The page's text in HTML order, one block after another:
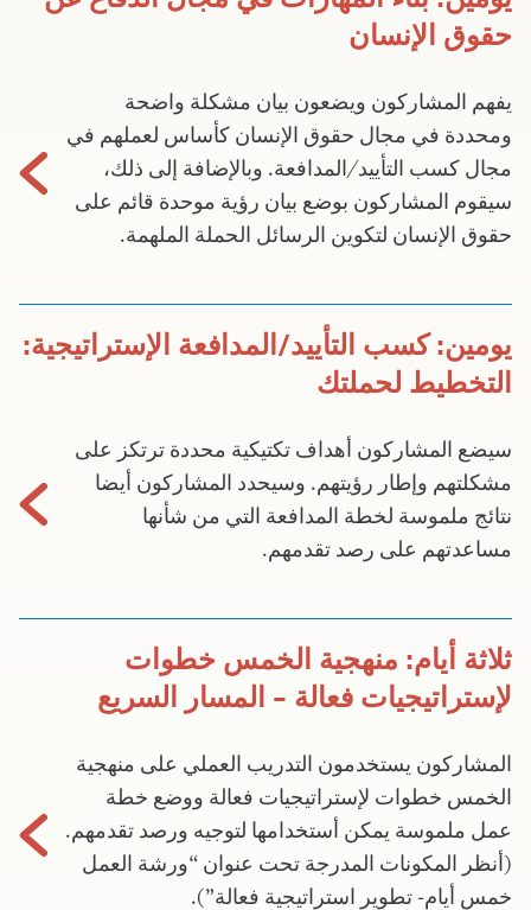
حقوق الإنسان
يفهم المشاركون ويضعون بيان مشكلة واضحة
ومحددة في مجال حقوق الإنسان كأساس لعملهم في
مجال كسب التأييد/المدافعة. وبالإضافة إلى ذلك،
سيقوم المشاركون بوضع بيان رؤية موحدة قائم على
حقوق الإنسان لتكوين الرسائل الحملة الملهمة.
يومين: كسب التأييد/المدافعة الإستراتيجية:
التخطيط لحملتك
سيضع المشاركون أهداف تكتيكية محددة ترتكز على
مشكلتهم وإطار رؤيتهم. وسيحدد المشاركون أيضا
نتائج ملموسة لخطة المدافعة التي من شأنها
مساعدتهم على رصد تقدمهم.
ثلاثة أيام: منهجية الخمس خطوات
لإستراتيجيات فعالة – المسار السريع
المشاركون يستخدمون التدريب العملي على منهجية
الخمس خطوات لإستراتيجيات فعالة ووضع خطة
عمل ملموسة يمكن أستخدامها لتوجيه ورصد تقدمهم.
(أنظر المكونات المدرجة تحت عنوان “ورشة العمل
خمس أيام- تطوير استراتيجية فعالة”).